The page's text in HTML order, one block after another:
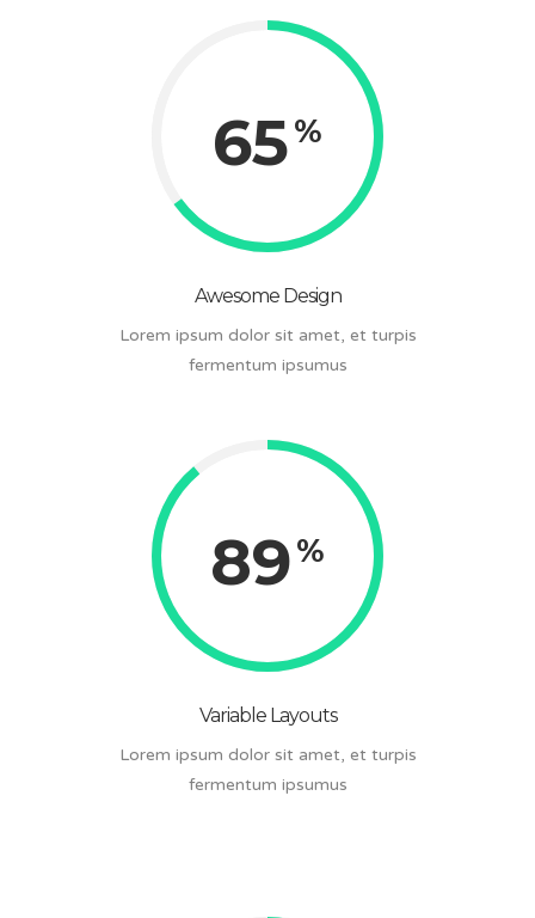
65
Awesome Design
Lorem ipsum dolor sit amet, et turpis
fermentum ipsumus
89
Variable Layouts
Lorem ipsum dolor sit amet, et turpis
fermentum ipsumus